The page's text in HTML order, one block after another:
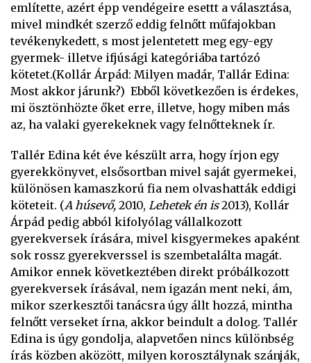
említette, azért épp vendégeire esettt a választása,
mivel mindkét szerző eddig felnőtt műfajokban
tevékenykedett, s most jelentetett meg egy-egy
gyermek- illetve ifjúsági kategóriába tartózó
kötetet.(Kollár Árpád: Milyen madár, Tallár Edina:
Most akkor járunk?) Ebből következően is érdekes,
mi ösztönhözte őket erre, illetve, hogy miben más
az, ha valaki gyerekeknek vagy felnőtteknek ír.
Tallér Edina két éve készült arra, hogy írjon egy
gyerekkönyvet, elsősortban mivel saját gyermekei,
különösen kamaszkorú fia nem olvashatták eddigi
köteteit. (A húsevő, 2010, Lehetek én is2013), Kollár
Árpád pedig abból kifolyólag vállalkozott
gyerekversek írására, mivel kisgyermekes apaként
sok rossz gyerekverssel is szembetalálta magát.
Amikor ennek következtében direkt próbálkozott
gyerekversek írásával, nem igazán ment neki, ám,
mikor szerkesztői tanácsra úgy állt hozzá, mintha
felnőtt verseket írna, akkor beindult a dolog. Tallér
Edina is úgy gondolja, alapvetően nincs különbség
írás közben aközött, milyen korosztálynak szánják,